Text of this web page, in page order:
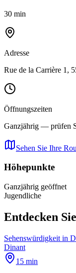
30 min
Adresse
Rue de la Carrière 1,
Öffnungszeiten
Ganzjährig — prüfen
Sehen Sie Ihre
Höhepunkte
Ganzjährig geöffnet
Jugendliche
Entdecken
Sehenswürdigkeit in
Dinant
15 min